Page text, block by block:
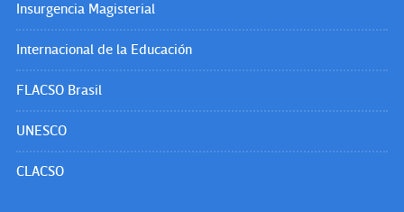
Insurgencia Magisterial
Internacional de la Educación
FLACSO Brasil
UNESCO
CLACSO